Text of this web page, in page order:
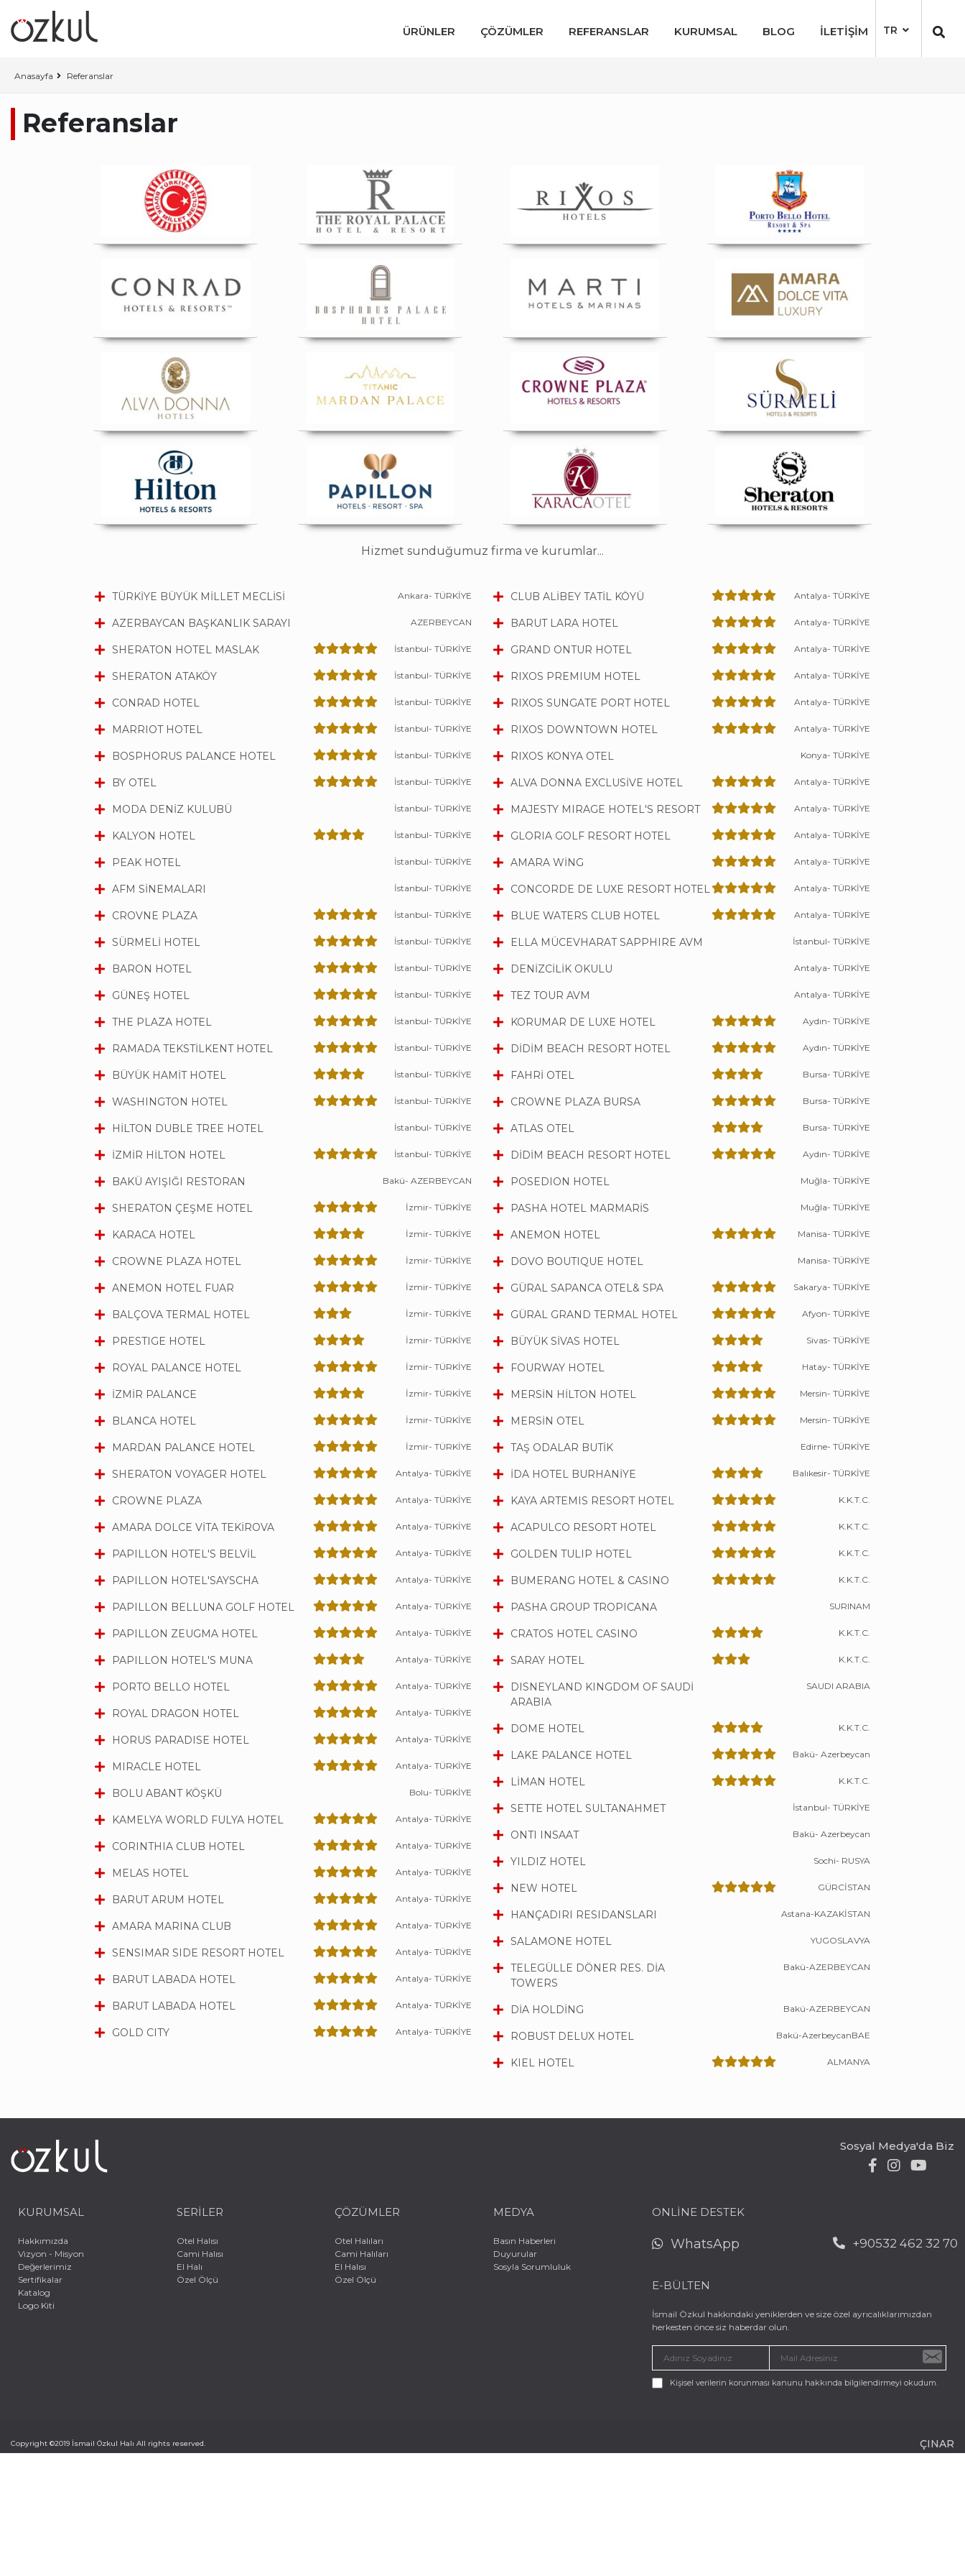
ÜRÜNLER ÇÖZÜMLER REFERANSLAR KURUMSAL BLOG İLETİŞİM TR
Anasayfa Referanslar
Referanslar
Hizmet sunduğumuz firma ve kurumlar...
TÜRKİYE BÜYÜK MİLLET MECLİSİ Ankara- TÜRKİYE
AZERBAYCAN BAŞKANLIK SARAYI AZERBEYCAN
SHERATON HOTEL MASLAK İstanbul- TÜRKİYE
SHERATON ATAKÖY İstanbul- TÜRKİYE
CONRAD HOTEL İstanbul- TÜRKİYE
MARRIOT HOTEL İstanbul- TÜRKİYE
BOSPHORUS PALANCE HOTEL İstanbul- TÜRKİYE
BY OTEL İstanbul- TÜRKİYE
MODA DENİZ KULUBÜ İstanbul- TÜRKİYE
KALYON HOTEL İstanbul- TÜRKİYE
PEAK HOTEL İstanbul- TÜRKİYE
AFM SİNEMALARI İstanbul- TÜRKİYE
CROVNE PLAZA İstanbul- TÜRKİYE
SÜRMELİ HOTEL İstanbul- TÜRKİYE
BARON HOTEL İstanbul- TÜRKİYE
GÜNEŞ HOTEL İstanbul- TÜRKİYE
THE PLAZA HOTEL İstanbul- TÜRKİYE
RAMADA TEKSTİLKENT HOTEL İstanbul- TÜRKİYE
BÜYÜK HAMİT HOTEL İstanbul- TÜRKİYE
WASHINGTON HOTEL İstanbul- TÜRKİYE
HİLTON DUBLE TREE HOTEL İstanbul- TÜRKİYE
İZMİR HİLTON HOTEL İstanbul- TÜRKİYE
BAKÜ AYIŞIĞI RESTORAN Bakü- AZERBEYCAN
SHERATON ÇEŞME HOTEL İzmir- TÜRKİYE
KARACA HOTEL İzmir- TÜRKİYE
CROWNE PLAZA HOTEL İzmir- TÜRKİYE
ANEMON HOTEL FUAR İzmir- TÜRKİYE
BALÇOVA TERMAL HOTEL İzmir- TÜRKİYE
PRESTIGE HOTEL İzmir- TÜRKİYE
ROYAL PALANCE HOTEL İzmir- TÜRKİYE
İZMİR PALANCE İzmir- TÜRKİYE
BLANCA HOTEL İzmir- TÜRKİYE
MARDAN PALANCE HOTEL İzmir- TÜRKİYE
SHERATON VOYAGER HOTEL Antalya- TÜRKİYE
CROWNE PLAZA Antalya- TÜRKİYE
AMARA DOLCE VİTA TEKİROVA Antalya- TÜRKİYE
PAPILLON HOTEL'S BELVİL Antalya- TÜRKİYE
PAPILLON HOTEL'SAYSCHA Antalya- TÜRKİYE
PAPILLON BELLUNA GOLF HOTEL Antalya- TÜRKİYE
PAPILLON ZEUGMA HOTEL Antalya- TÜRKİYE
PAPILLON HOTEL'S MUNA Antalya- TÜRKİYE
PORTO BELLO HOTEL Antalya- TÜRKİYE
ROYAL DRAGON HOTEL Antalya- TÜRKİYE
HORUS PARADISE HOTEL Antalya- TÜRKİYE
MIRACLE HOTEL Antalya- TÜRKİYE
BOLU ABANT KÖŞKÜ Bolu- TÜRKİYE
KAMELYA WORLD FULYA HOTEL Antalya- TÜRKİYE
CORINTHIA CLUB HOTEL Antalya- TÜRKİYE
MELAS HOTEL Antalya- TÜRKİYE
BARUT ARUM HOTEL Antalya- TÜRKİYE
AMARA MARINA CLUB Antalya- TÜRKİYE
SENSIMAR SIDE RESORT HOTEL Antalya- TÜRKİYE
BARUT LABADA HOTEL Antalya- TÜRKİYE
BARUT LABADA HOTEL Antalya- TÜRKİYE
GOLD CITY Antalya- TÜRKİYE
CLUB ALİBEY TATİL KÖYÜ Antalya- TÜRKİYE
BARUT LARA HOTEL Antalya- TÜRKİYE
GRAND ONTUR HOTEL Antalya- TÜRKİYE
RIXOS PREMIUM HOTEL Antalya- TÜRKİYE
RIXOS SUNGATE PORT HOTEL Antalya- TÜRKİYE
RIXOS DOWNTOWN HOTEL Antalya- TÜRKİYE
RIXOS KONYA OTEL Konya- TÜRKİYE
ALVA DONNA EXCLUSİVE HOTEL Antalya- TÜRKİYE
MAJESTY MIRAGE HOTEL'S RESORT Antalya- TÜRKİYE
GLORIA GOLF RESORT HOTEL Antalya- TÜRKİYE
AMARA WİNG Antalya- TÜRKİYE
CONCORDE DE LUXE RESORT HOTEL Antalya- TÜRKİYE
BLUE WATERS CLUB HOTEL Antalya- TÜRKİYE
ELLA MÜCEVHARAT SAPPHIRE AVM İstanbul- TÜRKİYE
DENİZCİLİK OKULU Antalya- TÜRKİYE
TEZ TOUR AVM Antalya- TÜRKİYE
KORUMAR DE LUXE HOTEL Aydın- TÜRKİYE
DİDİM BEACH RESORT HOTEL Aydın- TÜRKİYE
FAHRİ OTEL Bursa- TÜRKİYE
CROWNE PLAZA BURSA Bursa- TÜRKİYE
ATLAS OTEL Bursa- TÜRKİYE
DİDİM BEACH RESORT HOTEL Aydın- TÜRKİYE
POSEDION HOTEL Muğla- TÜRKİYE
PASHA HOTEL MARMARİS Muğla- TÜRKİYE
ANEMON HOTEL Manisa- TÜRKİYE
DOVO BOUTIQUE HOTEL Manisa- TÜRKİYE
GÜRAL SAPANCA OTEL& SPA Sakarya- TÜRKİYE
GÜRAL GRAND TERMAL HOTEL Afyon- TÜRKİYE
BÜYÜK SİVAS HOTEL Sivas- TÜRKİYE
FOURWAY HOTEL Hatay- TÜRKİYE
MERSİN HİLTON HOTEL Mersin- TÜRKİYE
MERSİN OTEL Mersin- TÜRKİYE
TAŞ ODALAR BUTİK Edirne- TÜRKİYE
İDA HOTEL BURHANİYE Balıkesir- TÜRKİYE
KAYA ARTEMIS RESORT HOTEL K.K.T.C.
ACAPULCO RESORT HOTEL K.K.T.C.
GOLDEN TULIP HOTEL K.K.T.C.
BUMERANG HOTEL & CASINO K.K.T.C.
PASHA GROUP TROPICANA SURINAM
CRATOS HOTEL CASINO K.K.T.C.
SARAY HOTEL K.K.T.C.
DISNEYLAND KINGDOM OF SAUDİ
ARABIA
SAUDI ARABIA
DOME HOTEL K.K.T.C.
LAKE PALANCE HOTEL Bakü- Azerbeycan
LİMAN HOTEL K.K.T.C.
SETTE HOTEL SULTANAHMET İstanbul- TÜRKİYE
ONTI INSAAT Bakü- Azerbeycan
YILDIZ HOTEL Sochi- RUSYA
NEW HOTEL GÜRCİSTAN
HANÇADIRI RESIDANSLARI Astana-KAZAKİSTAN
SALAMONE HOTEL YUGOSLAVYA
TELEGÜLLE DÖNER RES. DİA
TOWERS
Bakü-AZERBEYCAN
DİA HOLDİNG Bakü-AZERBEYCAN
ROBUST DELUX HOTEL Bakü-AzerbeycanBAE
KIEL HOTEL ALMANYA
Sosyal Medya'da Biz
KURUMSAL
Hakkımızda
Vizyon - Misyon
Değerlerimiz
Sertifikalar
Katalog
Logo Kiti
SERİLER
Otel Halısı
Cami Halısı
El Halı
Özel Ölçü
ÇÖZÜMLER
Otel Halıları
Cami Halıları
El Halısı
Özel Ölçü
MEDYA
Basın Haberleri
Duyurular
Sosyla Sorumluluk
ONLİNE DESTEK
WhatsApp +90532 462 32 70
E-BÜLTEN
İsmail Özkul hakkındaki yeniklerden ve size özel ayrıcalıklarımızdan
herkesten önce siz haberdar olun.
Kişisel verilerin korunması kanunu hakkında bilgilendirmeyi okudum.
Copyright ©2019 İsmail Özkul Halı All rights reserved. ÇINAR